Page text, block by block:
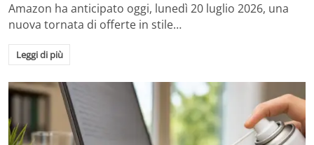
Amazon ha anticipato oggi, lunedì 20 luglio 2026, una
nuova tornata di offerte in stile…
Leggi di più